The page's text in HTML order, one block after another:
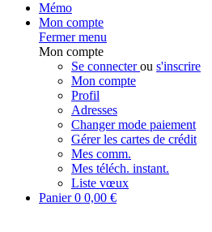
Mémo
Mon compte
Fermer menu
Mon compte
Se connecterou s'inscrire
Mon compte
Profil
Adresses
Changer mode paiement
Gérer les cartes de crédit
Mes comm.
Mes téléch. instant.
Liste vœux
Panier0 0,00 €